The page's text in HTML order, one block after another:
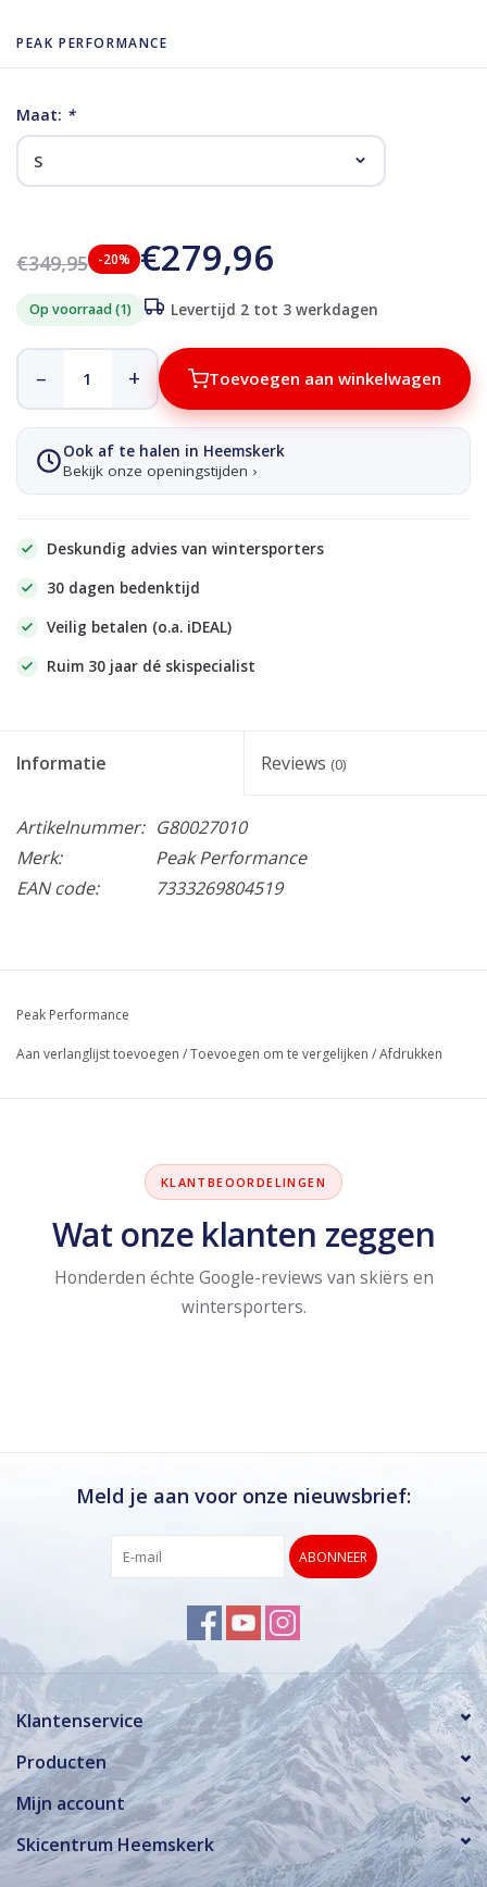
PEAK PERFORMANCE
Maat: *
€349,95 -20% €279,96
Op voorraad (1) Levertijd 2 tot 3 werkdagen
– + Toevoegen aan winkelwagen
Ook af te halen in Heemskerk
Bekijk onze openingstijden ›
Deskundig advies van wintersporters
30 dagen bedenktijd
Veilig betalen (o.a. iDEAL)
Ruim 30 jaar dé skispecialist
Informatie Reviews (0)
Artikelnummer: G80027010
Merk:
Peak Performance
EAN code:
7333269804519
Peak Performance
Aan verlanglijst toevoegen /Toevoegen om te vergelijken /Afdrukken
KLANTBEOORDELINGEN
Wat onze klanten zeggen
Honderden échte Google-reviews van skiërs en
wintersporters.
Meld je aan voor onze nieuwsbrief:
ABONNEER
Klantenservice
Producten
Mijn account
Skicentrum Heemskerk